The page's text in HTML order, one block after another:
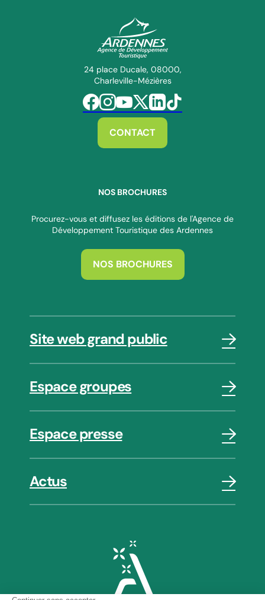
ADT des Ardennes Pro
24 place Ducale, 08000,
Charleville-Mézières
Suivez-nous sur Facebook
Suivez-nous sur Instagram
Suivez-nous sur Youtube
Suivez-nous sur Twitter
Suivez-nous sur Linkedin
Suivez-nous sur Tiktok
CONTACT
NOS BROCHURES
Procurez-vous et diffusez les éditions de l'Agence de
Développement Touristique des Ardennes
NOS BROCHURES
Site web grand public
Espace groupes
Espace presse
Actus